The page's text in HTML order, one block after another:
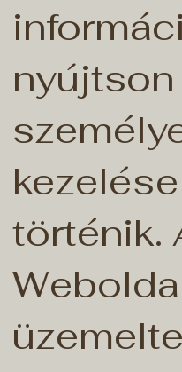
történik.